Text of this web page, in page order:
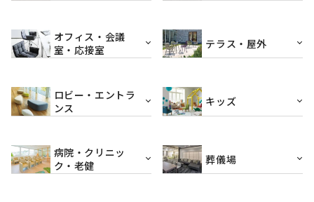
オフィス・会議
室・応接室
テラス・屋外
ロビー・エントラ
ンス
キッズ
病院・クリニッ
ク・老健
葬儀場